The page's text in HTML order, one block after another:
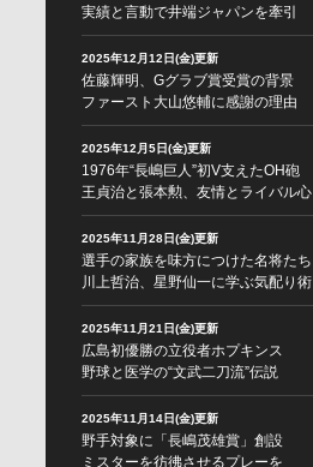
実績と言動で井端ジャパンを牽引
2025年12月12日(金)更新
佐藤輝明、Gグラブ賞受賞の背景
ファースト大山悠輔に感謝の理由
2025年12月5日(金)更新
1976年“長嶋巨人”初V支えたOH砲
王貞治と張本勲、友情とライバル心
2025年11月28日(金)更新
選手の家族を味方につけた名将たち
川上哲治、星野仙一に学ぶ気配り術
2025年11月21日(金)更新
広島初優勝の立役者ホプキンス
野球と医学の“文武二刀流”伝説
2025年11月14日(金)更新
野手対象に「長嶋茂雄賞」創設
ミスターを彷彿させるプレーを